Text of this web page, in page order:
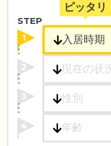
ピッタリ
STEP
1
2
3
4